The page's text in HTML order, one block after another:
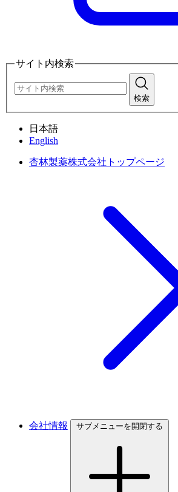
サイト内検索
検索
日本語
English
杏林製薬株式会社トップページ
会社情報 サブメニューを開閉する